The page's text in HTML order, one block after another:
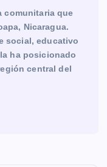
comunitaria que
Nicaragua.
social, educativo
ha posicionado
central del